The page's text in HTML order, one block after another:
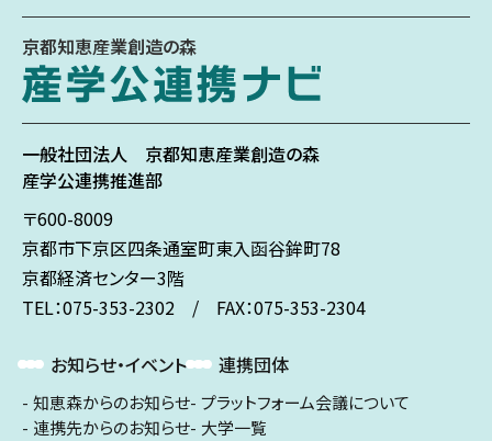
京都知恵産業創造の森
一般社団法人 京都知恵産業創造の森
産学公連携推進部
〒600-8009
京都市下京区四条通室町東入函谷鉾町78
京都経済センター3階
TEL：075-353-2302 / FAX：075-353-2304
お知らせ・イベント
知恵森からのお知らせ
連携先からのお知らせ
連携団体
プラットフォーム会議について
大学一覧